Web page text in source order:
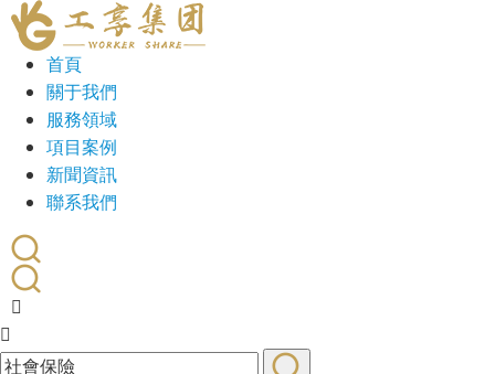
首頁
關于我們
服務領域
項目案例
新聞資訊
聯系我們